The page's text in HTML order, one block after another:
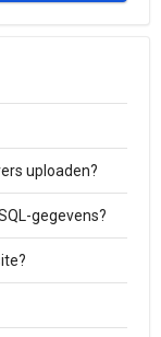
uploaden?
gegevens?